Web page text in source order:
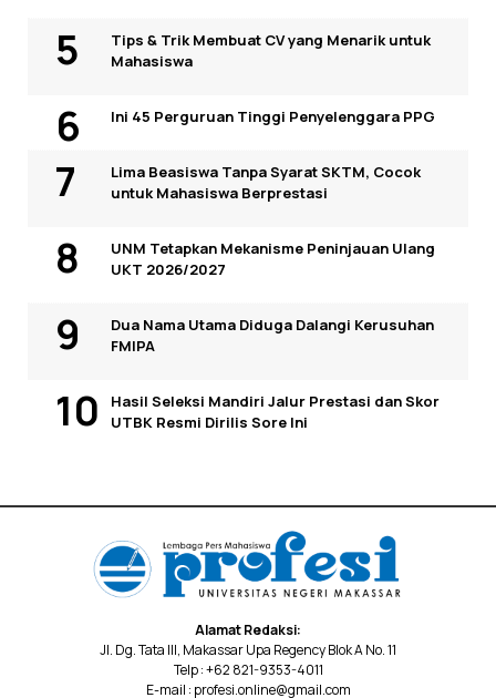
Tips & Trik Membuat CV yang Menarik untuk
Mahasiswa
Ini 45 Perguruan Tinggi Penyelenggara PPG
Lima Beasiswa Tanpa Syarat SKTM, Cocok
untuk Mahasiswa Berprestasi
UNM Tetapkan Mekanisme Peninjauan Ulang
UKT 2026/2027
Dua Nama Utama Diduga Dalangi Kerusuhan
FMIPA
Hasil Seleksi Mandiri Jalur Prestasi dan Skor
UTBK Resmi Dirilis Sore Ini
Alamat Redaksi:
Jl. Dg. Tata III, Makassar Upa Regency Blok A No. 11
Telp : +62 821-9353-4011
E-mail : profesi.online@gmail.com